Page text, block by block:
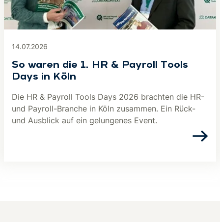
14.07.2026
So waren die 1. HR & Payroll Tools
Days in Köln
Die HR & Payroll Tools Days 2026 brachten die HR-
und Payroll-Branche in Köln zusammen. Ein Rück-
und Ausblick auf ein gelungenes Event.